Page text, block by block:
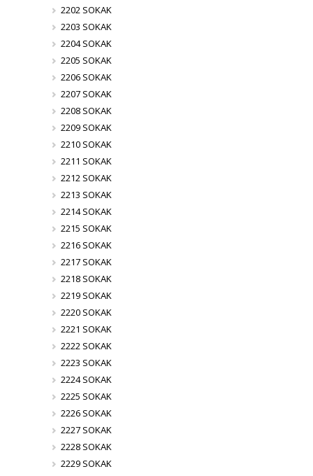
2202 SOKAK
2203 SOKAK
2204 SOKAK
2205 SOKAK
2206 SOKAK
2207 SOKAK
2208 SOKAK
2209 SOKAK
2210 SOKAK
2211 SOKAK
2212 SOKAK
2213 SOKAK
2214 SOKAK
2215 SOKAK
2216 SOKAK
2217 SOKAK
2218 SOKAK
2219 SOKAK
2220 SOKAK
2221 SOKAK
2222 SOKAK
2223 SOKAK
2224 SOKAK
2225 SOKAK
2226 SOKAK
2227 SOKAK
2228 SOKAK
2229 SOKAK